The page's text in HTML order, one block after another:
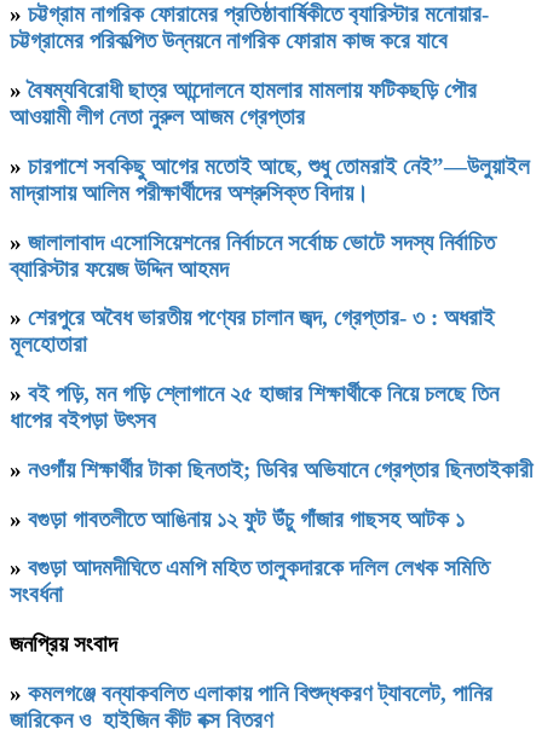
» চট্টগ্রাম নাগরিক ফোরামের প্রতিষ্ঠাবার্ষিকীতে ব‍্যারিস্টার মনোয়ার-
চট্টগ্রামের পরিকল্পিত উন্নয়নে নাগরিক ফোরাম কাজ করে যাবে
»বৈষম্যবিরোধী ছাত্র আন্দোলনে হামলার মামলায় ফটিকছড়ি পৌর
আওয়ামী লীগ নেতা নুরুল আজম গ্রেপ্তার
» চারপাশে সবকিছু আগের মতোই আছে, শুধু তোমরাই নেই”—উলুয়াইল
মাদ্রাসায় আলিম পরীক্ষার্থীদের অশ্রুসিক্ত বিদায়।
» জালালাবাদ এসোসিয়েশনের নির্বাচনে সর্বোচ্চ ভোটে সদস্য নির্বাচিত
ব্যারিস্টার ফয়েজ উদ্দিন আহমদ
» শেরপুরে অবৈধ ভারতীয় পণ্যের চালান জব্দ, গ্রেপ্তার- ৩ : অধরাই
মূলহোতারা
» বই পড়ি, মন গড়ি শ্লোগানে ২৫ হাজার শিক্ষার্থীকে নিয়ে চলছে তিন
ধাপের বইপড়া উৎসব
» নওগাঁয় শিক্ষার্থীর টাকা ছিনতাই; ডিবির অভিযানে গ্রেপ্তার ছিনতাইকারী
» বগুড়া গাবতলীতে আঙিনায় ১২ ফুট উঁচু গাঁজার গাছসহ আটক ১
» বগুড়া আদমদীঘিতে এমপি মহিত তালুকদারকে দলিল লেখক সমিতি
সংবর্ধনা
জনপ্রিয় সংবাদ
» কমলগঞ্জে বন্যাকবলিত এলাকায় পানি বিশুদ্ধকরণ ট্যাবলেট, পানির
জারিকেন ও হাইজিন কীট বক্স বিতরণ